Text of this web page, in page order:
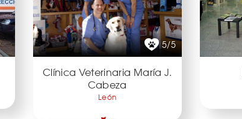
5/5
Clínica Veterinaria María J.
Cabeza
León